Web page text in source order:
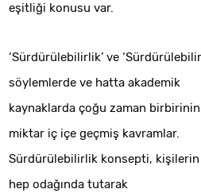
eşitliği konusu var.
‘Sürdürülebilirlik’ ve
söylemlerde ve hatta akademik
kaynaklarda çoğu zaman
miktar iç içe geçmiş kavramlar.
Sürdürülebilirlik konsepti, kişilerin
hep odağında tutarak